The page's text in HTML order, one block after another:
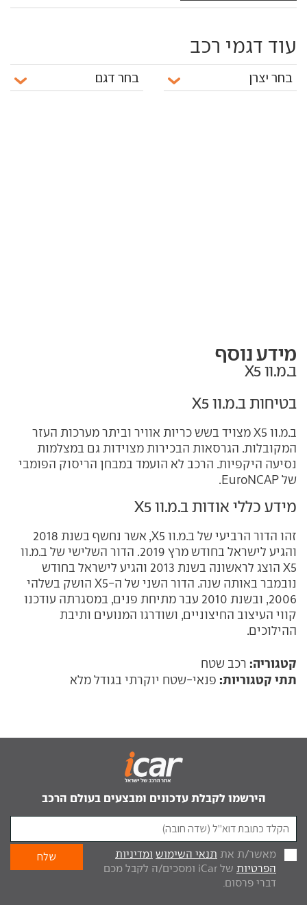
עוד דגמי רכב
מידע נוסף
ב.מ.וו X5
בטיחות ב.מ.וו X5
ב.מ.וו X5 מצויד בשש כריות אוויר וביתר מערכות העזר
המקובלות. הגרסאות הבכירות מצוידות גם במצלמות
נסיעה היקפיות. הרכב לא הועמד במבחן הריסוק הפומבי
של EuroNCAP.
מידע כללי אודות ב.מ.וו X5
זהו הדור הרביעי של ב.מ.וו X5, אשר נחשף בשנת 2018
והגיע לישראל בחודש מרץ 2019. הדור השלישי של ב.מ.וו
X5 הוצג לראשונה בשנת 2013 והגיע לישראל בחודש
נובמבר באותה שנה. הדור השני של ה-X5
הושק בשלהי
2006, ובשנת 2010 עבר מתיחת פנים, במסגרתה עודכנו
קווי העיצוב החיצוניים, ושודרגו המנועים ותיבת
ההילוכים.
קטגוריה: רכב שטח
תתי קטגוריות: פנאי-שטח יוקרתי בגודל מלא
הירשמו לקבלת עדכונים ומבצעים בעולם הרכב
מאשר/ת את תנאי השימוש ומדיניות
הפרטיות
של iCar ומסכים/ה לקבל מכם
דברי פרסום.